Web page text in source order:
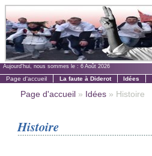
Aujourd'hui, nous sommes le : 6 Août 2026
Page d'accueil La faute à Diderot Idées
Page d'accueil » Idées » Histoire
Histoire